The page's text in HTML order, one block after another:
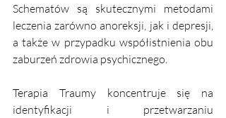
Schematów są skutecznymi metodami
leczenia zarówno anoreksji, jak i depresji,
a także w przypadku współistnienia obu
zaburzeń zdrowia psychicznego.
Terapia Traumy koncentruje się na
identyfikacji i przetwarzaniu